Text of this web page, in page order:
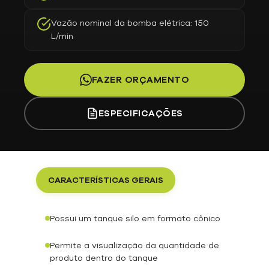
Vazão nominal da bomba elétrica: 150
L/min
FAZER ORÇAMENTO
ESPECIFICAÇÕES
CARACTERÍSTICAS GERAIS
Possui um tanque silo em formato cônico
Permite a visualização da quantidade de
produto dentro do tanque